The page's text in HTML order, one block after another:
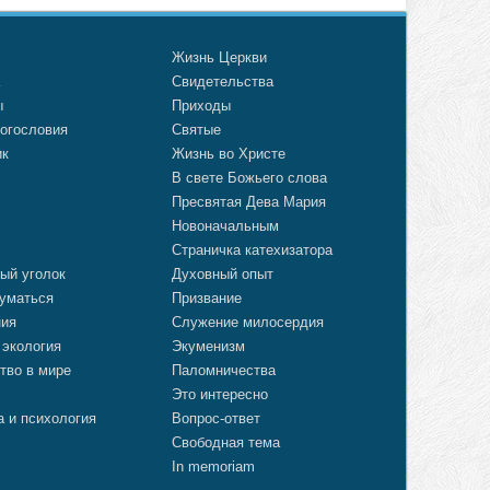
уголок
в мире
и психология
Жизнь Церкви
Свидетельства
Приходы
Святые
Жизнь во Христе
В свете Божьего слова
Пресвятая Дева Мария
Новоначальным
Страничка катехизатора
Духовный опыт
Призвание
Служение милосердия
Экуменизм
Паломничества
Это интересно
Вопрос-ответ
Свободная тема
In memoriam